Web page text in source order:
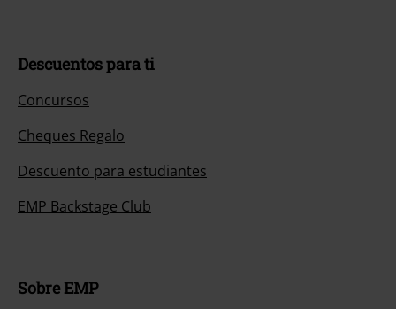
Descuentos para ti
Concursos
Cheques Regalo
Descuento para estudiantes
EMP Backstage Club
Sobre EMP